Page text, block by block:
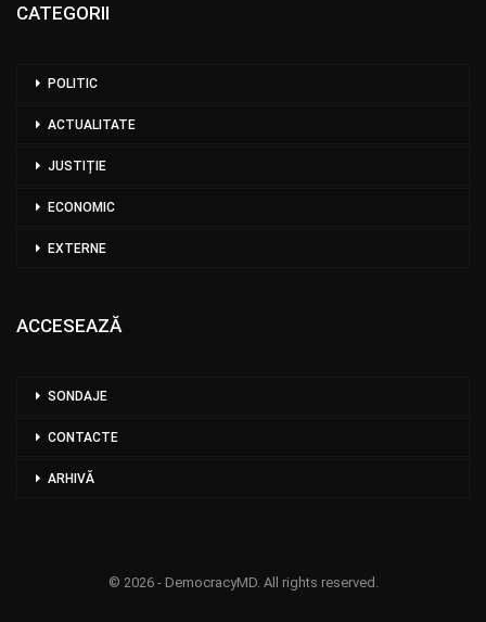
CATEGORII
POLITIC
ACTUALITATE
JUSTIȚIE
ECONOMIC
EXTERNE
ACCESEAZĂ
SONDAJE
CONTACTE
ARHIVĂ
© 2026 - DemocracyMD. All rights reserved.